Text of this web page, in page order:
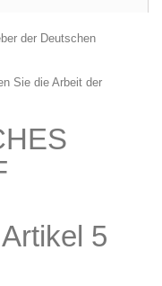
der Deutschen
Sie die Arbeit der
5